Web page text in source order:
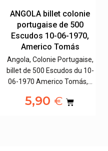
ANGOLA billet colonie
portugaise de 500
Escudos 10-06-1970,
Americo Tomás
Angola, Colonie Portugaise,
billet de 500 Escudos du 10-
06-1970 Americo Tomás,…
5,90 €